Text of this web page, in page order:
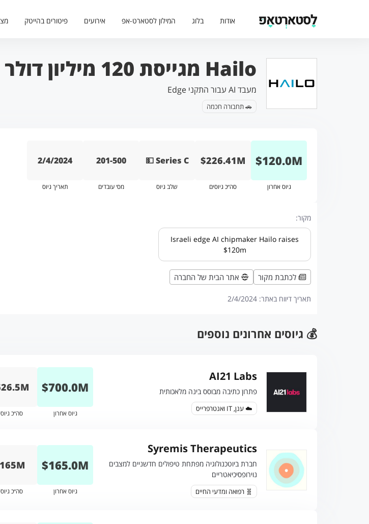
אודות בלוג המילון לסטארט-אפ אירועים פיטורים בהייטק
Hailo מגייסת 120 מיליון דולר
מעבד AI עבור התקני Edge
🚗 תחבורה חכמה
M
120.0
$
גיוס אחרון
$226.41M
סה״כ גיוסים
💵 Series C
שלב גיוס
201-500
מס׳ עובדים
2/4/2024
תאריך גיוס
מקור:
Israeli edge AI chipmaker Hailo raises
$120m
לכתבת מקור אתר הבית של החברה
תאריך דיווח באתר: 2/4/2024
💰 גיוסים אחרונים נוספים
AI21 Labs
פתרון כתיבה מבוסס בינה מלאכותית
☁️ ענן, IT ואנטרפרייס
M
700.0
$
גיוס אחרון סה״כ
Syremis Therapeutics
חברת ביוטכנולוגיה מפתחת טיפולים חדשניים למצבים
נוירופסיכיאטריים
🧬 רפואה ומדעי החיים
M
165.0
$
גיוס אחרון סה״כ